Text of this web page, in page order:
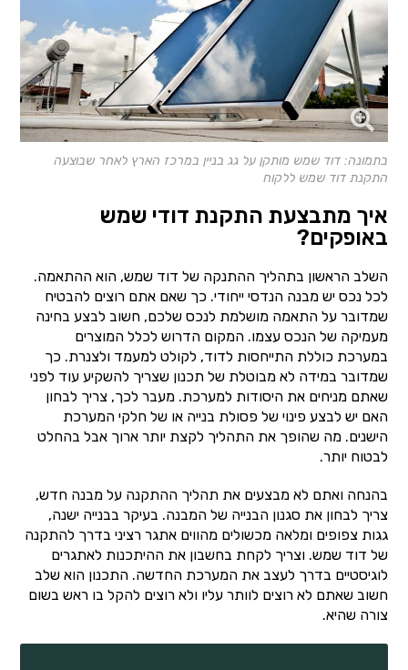
בתמונה: דוד שמש מותקן על גג בניין במרכז הארץ לאחר שבוצעה
התקנת דוד שמש ללקוח
איך מתבצעת התקנת דודי שמש
באופקים?
השלב הראשון בתהליך ההתנקה של דוד שמש, הוא ההתאמה.
לכל נכס יש מבנה הנדסי ייחודי. כך שאם אתם רוצים להבטיח
שמדובר על התאמה מושלמת לנכס שלכם, חשוב לבצע בחינה
מעמיקה של הנכס עצמו. המקום הדרוש לכלל המוצרים
במערכת כוללת התייחסות לדוד, לקולט למעמד ולצנרת. כך
שמדובר במידה לא מבוטלת של תכנון שצריך להשקיע עוד לפני
שאתם מניחים את היסודות למערכת. מעבר לכך, צריך לבחון
האם יש לבצע פינוי של פסולת בנייה או של חלקי המערכת
הישנים. מה שהופך את התהליך לקצת יותר ארוך אבל בהחלט
לבטוח יותר.
בהנחה ואתם לא מבצעים את תהליך ההתקנה על מבנה חדש,
צריך לבחון את סגנון הבנייה של המבנה. בעיקר בבנייה ישנה,
גגות צפופים ומלאה מכשולים מהווים אתגר רציני בדרך להתקנה
של דוד שמש. וצריך לקחת בחשבון את ההיתכנות לאתגרים
לוגיסטיים בדרך לעצב את המערכת החדשה. התכנון הוא שלב
חשוב שאתם לא רוצים לוותר עליו ולא רוצים להקל בו ראש בשום
צורה שהיא.